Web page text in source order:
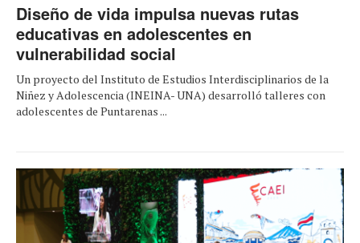
Diseño de vida impulsa nuevas rutas
educativas en adolescentes en
vulnerabilidad social
Un proyecto del Instituto de Estudios Interdisciplinarios de la
Niñez y Adolescencia (INEINA- UNA) desarrolló talleres con
adolescentes de Puntarenas ...